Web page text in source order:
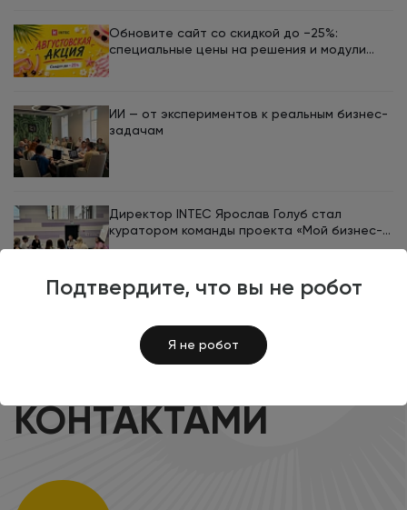
Подтвердите, что вы не робот
Я не робот
Обновите сайт со скидкой до −25%:
специальные цены на решения и модули
INTEC в августе
ИИ — от экспериментов к реальным бизнес-
задачам
Директор INTEC Ярослав Голуб стал
куратором команды проекта «Мой бизнес-
кемп 2026»
КОНТАКТАМИ